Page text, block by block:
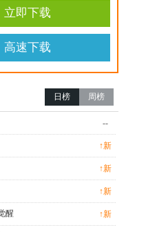
立即下载
高速下载
日榜 周榜
--
↑新
↑新
↑新
醒 ↑新